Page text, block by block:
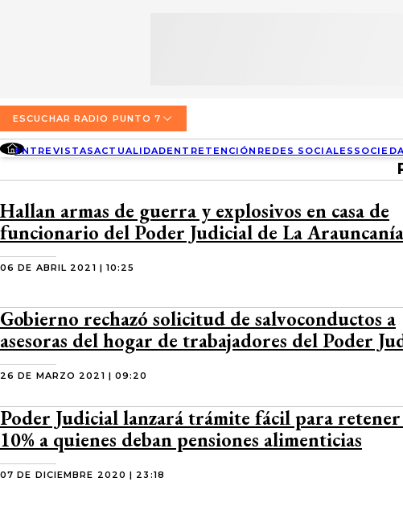
ACTUALIDAD
ENTRETENCIÓN
SOCIEDAD
CONCEPCIÓN
TEMUCO
VALDIVIA
PUERTO MONTT
QUIÉNES SOMOS
DIRECCIONES
CONTACTO COMERCIAL
TARIFAS POLÍTICAS PÁGINA 7
TARIFAS POLÍTICAS RADIO PUNTO 7
POLÍTICA DE PRIVACIDAD
ESCUCHAR RADIO PUNTO 7
ENTREVISTASACTUALIDADENTRETENCIÓN REDES SOCIALES
Hallan armas de guerra y explosivos en casa de
funcionario del Poder Judicial de La Arauncanía
06 DE ABRIL 2021 | 10:25
Gobierno rechazó solicitud de salvoconductos a
asesoras del hogar de trabajadores del Poder
26 DE MARZO 2021 | 09:20
Poder Judicial lanzará trámite fácil para
10% a quienes deban pensiones alimenticias
07 DE DICIEMBRE 2020 | 23:18